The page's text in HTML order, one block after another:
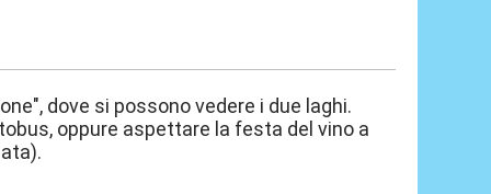
dove si possono vedere i due laghi.
oppure aspettare la festa del vino a